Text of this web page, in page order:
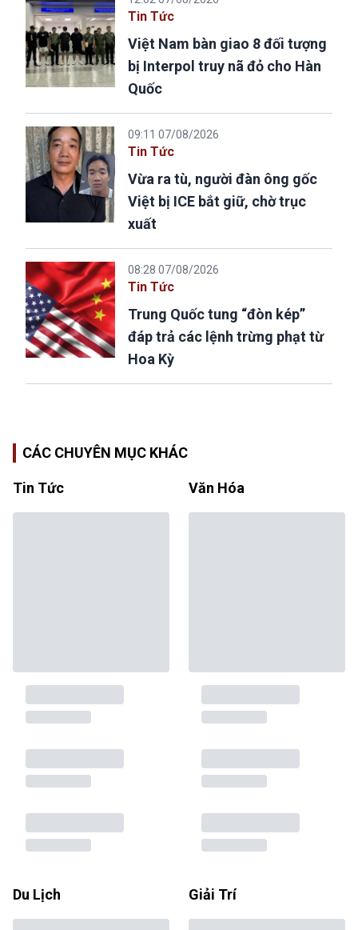
Tin Tức
Việt Nam bàn giao 8 đối tượng
bị Interpol truy nã đỏ cho Hàn
Quốc
09:11 07/08/2026
Tin Tức
Vừa ra tù, người đàn ông gốc
Việt bị ICE bắt giữ, chờ trục
xuất
08:28 07/08/2026
Tin Tức
Trung Quốc tung “đòn kép”
đáp trả các lệnh trừng phạt từ
Hoa Kỳ
CÁC CHUYÊN MỤC KHÁC
Tin Tức Văn Hóa
Du Lịch Giải Trí